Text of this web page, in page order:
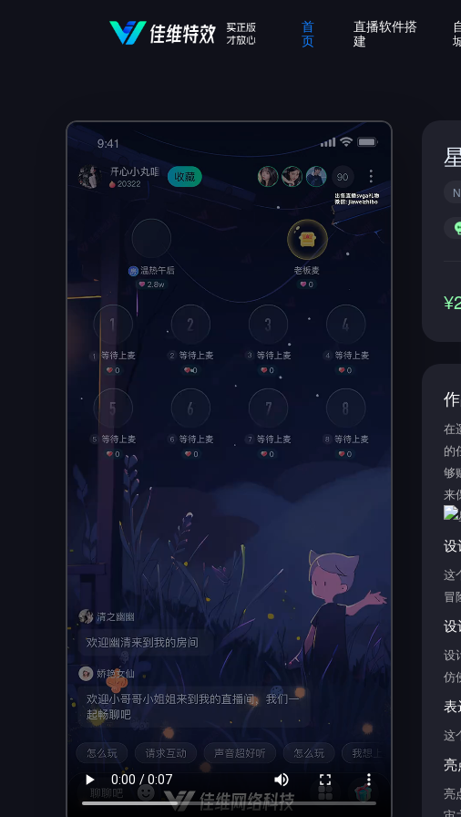
首
页
直播软件搭
建
在
的
够
来
设
这
冒
设
设
仿
表
这
亮
亮